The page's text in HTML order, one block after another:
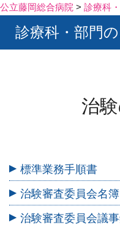
公立藤岡総合病院 > 診療科
診療科・部門
治
標準業務手順書
治験審査委員会名簿
治験審査委員会議